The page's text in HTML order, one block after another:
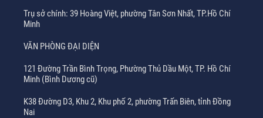
Trụ sở chính: 39 Hoàng Việt, phường Tân Sơn Nhất, TP.Hồ Chí
Minh
VĂN PHÒNG ĐẠI DIỆN
121 Đường Trần Bình Trọng, Phường Thủ Dầu Một, TP. Hồ Chí
Minh (Bình Dương cũ)
K38 Đường D3, Khu 2, Khu phố 2, phường Trấn Biên, tỉnh Đồng
Nai